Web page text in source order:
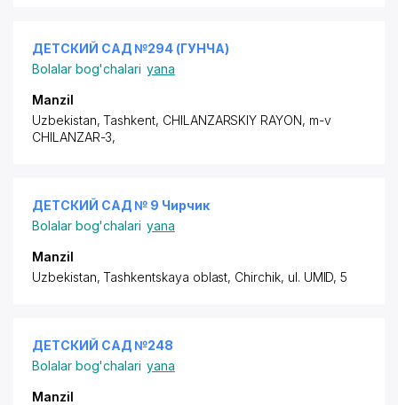
ДЕТСКИЙ САД №294 (ГУНЧА)
Bolalar bog'chalari yana
Manzil
Uzbekistan, Tashkent, CHILANZARSKIY RAYON, m-v
CHILANZAR-3,
ДЕТСКИЙ САД № 9 Чирчик
Bolalar bog'chalari yana
Manzil
Uzbekistan, Tashkentskaya oblast, Chirchik, ul. UMID, 5
ДЕТСКИЙ САД №248
Bolalar bog'chalari yana
Manzil